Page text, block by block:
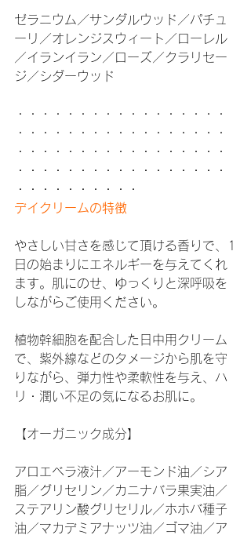
ゼラニウム／サンダルウッド／パチュ
ーリ／オレンジスウィート／ローレル
／イランイラン／ローズ／クラリセー
ジ／シダーウッド
・・・・・・・・・・・・・・・・・
・・・・・・・・・・・・・・・・・
・・・・・・・・・・・・・・・・・
・・・・・・・・・・・・・・・・・
・・・・・・・・・・
デイクリームの特徴
やさしい甘さを感じて頂ける香りで、1
日の始まりにエネルギーを与えてくれ
ます。肌にのせ、ゆっくりと深呼吸を
しながらご使用ください。
植物幹細胞を配合した日中用クリーム
で、紫外線などのタメージから肌を守
りながら、弾力性や柔軟性を与え、ハ
リ・潤い不足の気になるお肌に。
【オーガニック成分】
アロエベラ液汁／アーモンド油／シア
脂／グリセリン／カニナバラ果実油／
ステアリン酸グリセリル／ホホバ種子
油／マカデミアナッツ油／ゴマ油／ア